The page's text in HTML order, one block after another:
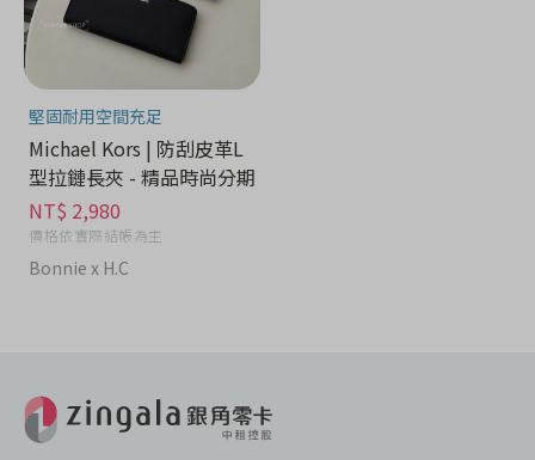
堅固耐用空間充足
Michael Kors | 防刮皮革L
型拉鏈長夾 - 精品時尚分期
NT$ 2,980
價格依實際結帳為主
Bonnie x H.C